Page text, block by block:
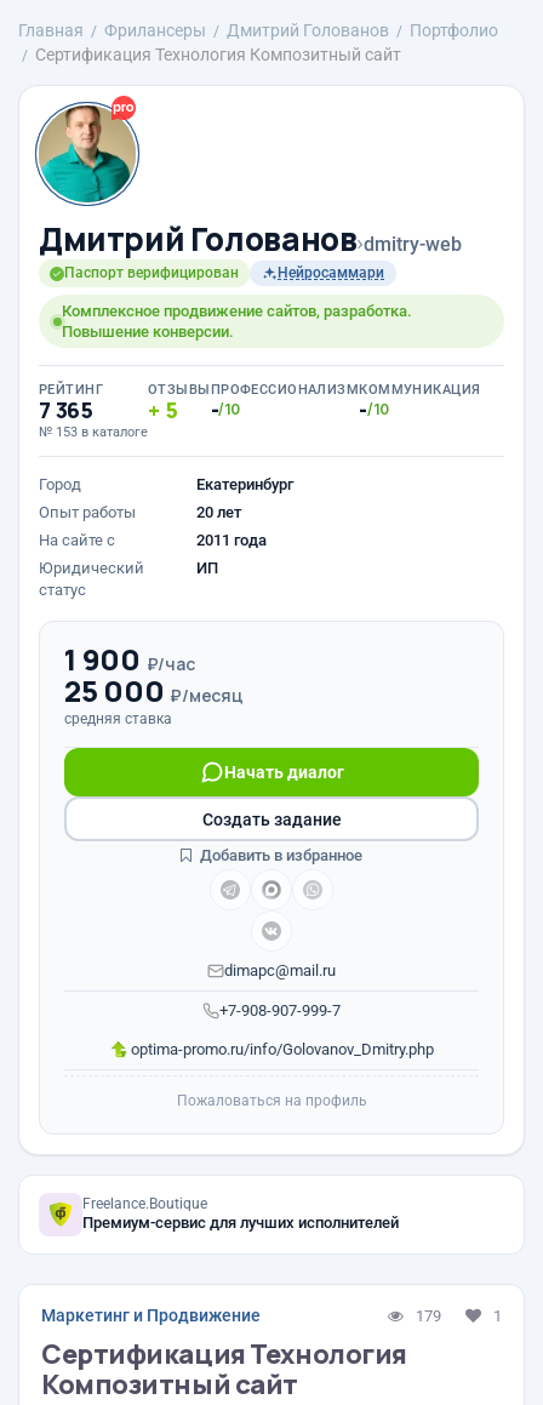
Главная Фрилансеры Дмитрий Голованов
Портфолио
Сертификация Технология Композитный сайт
Дмитрий Голованов›dmitry-web
Паспорт верифицирован Нейросаммари
Комплексное продвижение сайтов, разработка.
Повышение конверсии.
РЕЙТИНГ
7 365
№ 153 в каталоге
ОТЗЫВЫ
5
ПРОФЕССИОНАЛИЗМ
-/10
КОММУНИКАЦИЯ
-/10
Город
Екатеринбург
Опыт работы
20 лет
На сайте с
2011 года
Юридический
статус
ИП
1 900 ₽/час
25 000 ₽/месяц
средняя ставка
+7-908-907-999-7
Начать диалог
dimapc@mail.ru
optima-promo.ru/info/Golovanov_Dmitry.php
Создать задание
Добавить в избранное
Пожаловаться на профиль
Freelance.Boutique
Премиум-сервис для лучших исполнителей
Маркетинг и Продвижение 179 1
Сертификация Технология
Композитный сайт